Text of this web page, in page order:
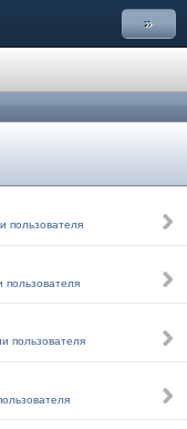
»
пользователя
пользователя
пользователя